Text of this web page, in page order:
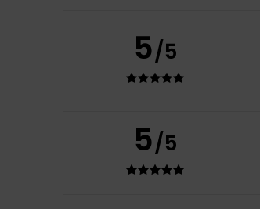
5/5
5/5